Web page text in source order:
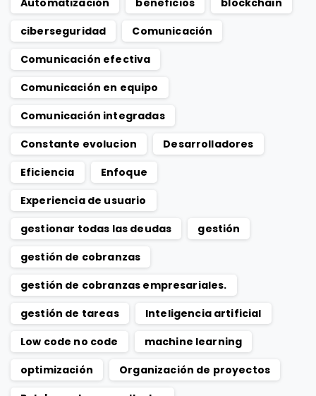
Automatización
beneficios
blockchain
ciberseguridad
Comunicación
Comunicación efectiva
Comunicación en equipo
Comunicación integradas
Constante evolucion
Desarrolladores
Eficiencia
Enfoque
Experiencia de usuario
gestionar todas las deudas
gestión
gestión de cobranzas
gestión de cobranzas empresariales.
gestión de tareas
Inteligencia artificial
Low code no code
machine learning
optimización
Organización de proyectos